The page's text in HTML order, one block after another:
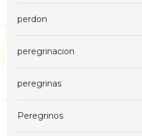
perdon
peregrinacion
peregrinas
Peregrinos